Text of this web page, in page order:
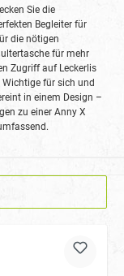
Sie die
Begleiter für
die nötigen
für mehr
Zugriff auf Leckerlis
für sich und
in einem Design –
zu einer Anny X